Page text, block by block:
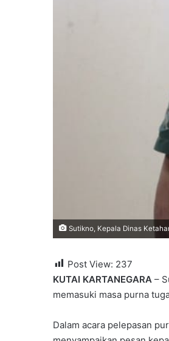
Sutikno, Kepala Dinas
Post View: 237
KUTAI KARTANEGARA –
memasuki masa purna
Dalam acara pelepasan